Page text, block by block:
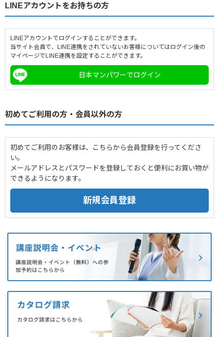
LINEアカウントをお持ちの方
LINEアカウントでログインすることができます。
当サイト会員で、LINE連携をされていないお客様についてはログイン後の
マイページでLINE連携を設定することができます。
日本マンパワーでログイン
初めてご利用の方・会員以外の方
初めてご利用のお客様は、こちらから会員登録を行ってくださ
い。
メールアドレスとパスワードを登録しておくと便利にお買い物が
できるようになります。